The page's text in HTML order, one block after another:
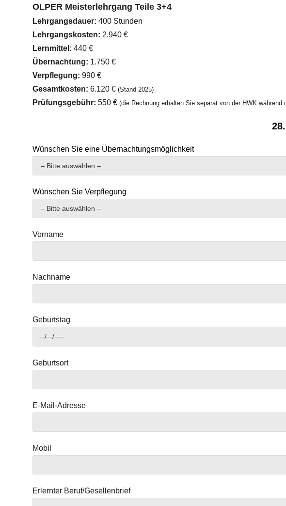
OLPER Meisterlehrgang Teile 3+4
Lehrgangsdauer: 400 Stunden
Lehrgangskosten: 2.940 €
Lernmittel: 440 €
Übernachtung: 1.750 €
Verpflegung: 990 €
Gesamtkosten: 6.120 €(Stand 2025)
Prüfungsgebühr: 550 €(die Rechnung erhalten Sie separat von der HWK während
Wünschen Sie eine Übernachtungsmöglichkeit
Wünschen Sie Verpflegung
Vorname
Nachname
Geburtstag
Geburtsort
E-Mail-Adresse
Mobil
Erlernter Beruf/Gesellenbrief